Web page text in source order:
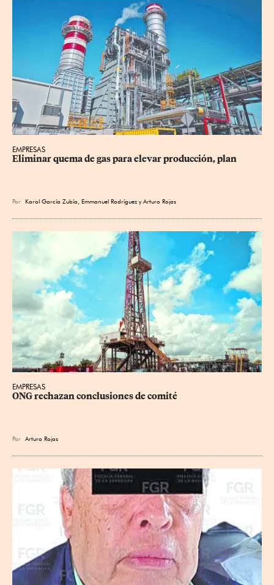
EMPRESAS
Eliminar quema de gas para elevar producción, plan
Por Karol García Zubía Emmanuel Rodríguez yArturo Rojas
EMPRESAS
ONG rechazan conclusiones de comité
Por Arturo Rojas